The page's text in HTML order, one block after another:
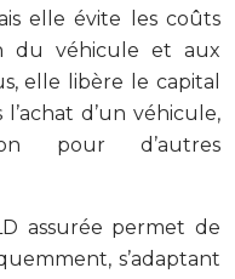
elle évite les coûts
du véhicule et aux
elle libère le capital
d’un véhicule,
pour d’autres
assurée permet de
s’adaptant